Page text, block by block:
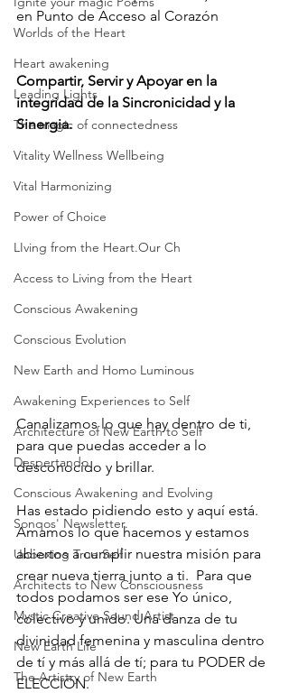
Worlds of the Heart
Heart awakening
Leading Lights
The magic of connectedness
Vitality Wellness Wellbeing
Vital Harmonizing
Power of Choice
LIving from the Heart.Our Ch
Access to Living from the Heart
Conscious Awakening
Conscious Evolution
New Earth and Homo Luminous
Awakening Experiences to Self
Architecture of New Earth to Self
Despertando
Conscious Awakening and Evolving
Sonqos' Newsletter.
Unboxing True Self
Architects to New Consciousness
Mystic Creative Sound Artist
New Earth Life
The Artistry of New Earth
en Punto de Acceso al Corazón
Compartir, Servir y Apoyar en la
integridad de la Sincronicidad y la
Sinergia.
Canalizamos lo que hay dentro de ti,
para que puedas acceder a lo
desconocido y brillar.
Has estado pidiendo esto y aquí está.
Amamos lo que hacemos y estamos
abiertos a cumplir nuestra misión para
crear nueva tierra junto a ti.  Para que
todos podamos ser ese Yo único,
colectivo y unido. Una danza de tu
divinidad femenina y masculina dentro
de tí y más allá de tí; para tu PODER de
ELECCIÓN.